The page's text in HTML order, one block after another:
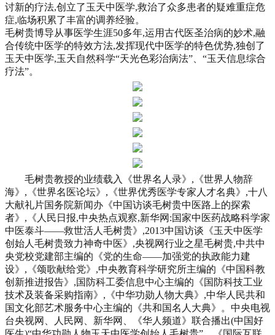
讨新的疗法,创立了玉天中医学,救治了众多患者的疑难重症危
症,临场积累了丰富的调养经验。
毛树贵博导从事医学生涯50多年,运用古代医圣治病的妙术,融
合传统中医学的特效方法,发挥现代中医学的特色优势,独创了
玉天中医学,玉天自然科学“天光色彩治病法”、“玉天信息综合
疗法”。
毛树贵教授的业绩载入《世界名人录》,《世界人物辞
海》,《世界名医论坛》,《世界优秀医学专家人才名典》,十八
大献礼片国务院新闻办《中国访谈毛树贵中医路上的探索
者》,《人民日报,中央热点观察,新华网:国家中医药战略科学家
中医泰斗——救世活人毛树贵》,2013中国访谈《玉天中医学
创始人毛树贵致力神奇中医》,央视网行业之星毛树贵,中共中
央党校党建部主编的《党的生命——加强党的执政能力建
设》,《颂歌献给党》,中央教育科学研究所主编的《中国科教
创新推进报告》,国防科工委信息中心主编的《国防科技工业
技术及装备采购指南》,《中华功勋人物大典》,中华人民共和
国文化部艺术服务中心主编的《共和国名人大典》。中央电视
台央视网、人民网、新华网、《华人频道》联合播出(中国好